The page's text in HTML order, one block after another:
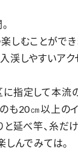
むことができ
しやすいアク
指定して本流
20㎝以上のイ
延べ竿、糸だ
んでみては。